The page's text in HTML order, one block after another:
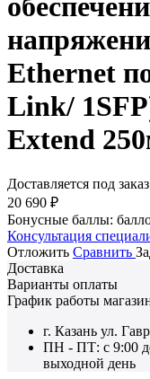
Ethernet
Link/
Extend
Доставляется под заказ
20 690 ₽
Бонусные баллы:
Консультация
Отложить Сравнить
Доставка
Варианты оплаты
График работы
г. Казань ул.
ПН - ПТ: с 9:00
выходной день